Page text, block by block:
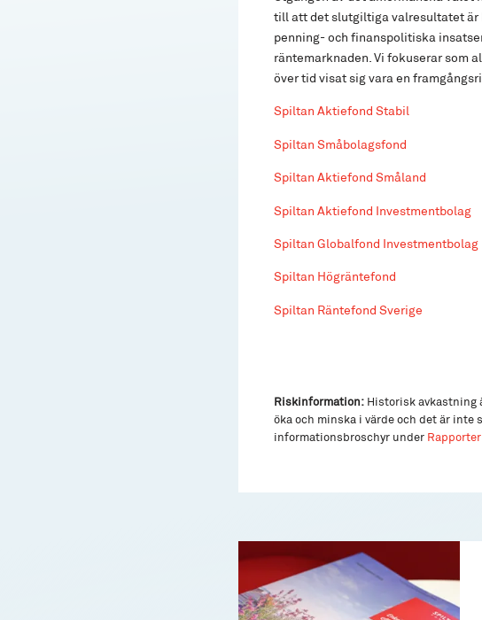
till att det slutgiltiga valresultatet är
penning- och finanspolitiska
räntemarknaden. Vi fokuserar som
över tid visat sig vara en
Spiltan Aktiefond Stabil
Spiltan Småbolagsfond
Spiltan Aktiefond Småland
Spiltan Aktiefond Investmentbolag
Spiltan Globalfond Investmentbolag
Spiltan Högräntefond
Spiltan Räntefond Sverige
Riskinformation:Historisk avkastning
öka och minska i värde och det är
informationsbroschyr under